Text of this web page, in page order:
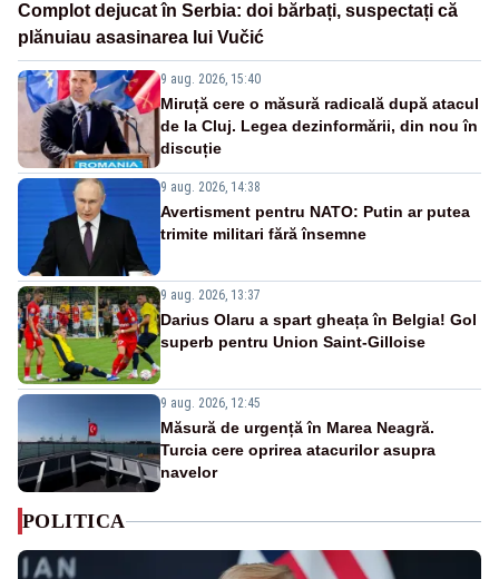
Complot dejucat în Serbia: doi bărbați, suspectați că
plănuiau asasinarea lui Vučić
9 aug. 2026, 15:40
Miruță cere o măsură radicală după atacul
de la Cluj. Legea dezinformării, din nou în
discuție
9 aug. 2026, 14:38
Avertisment pentru NATO: Putin ar putea
trimite militari fără însemne
9 aug. 2026, 13:37
Darius Olaru a spart gheața în Belgia! Gol
superb pentru Union Saint-Gilloise
9 aug. 2026, 12:45
Măsură de urgență în Marea Neagră.
Turcia cere oprirea atacurilor asupra
navelor
POLITICA